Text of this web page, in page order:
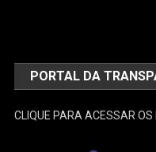
PORTAL DA
CLIQUE PARA ACESSAR OS